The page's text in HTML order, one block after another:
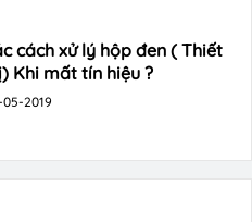
cách xử lý hộp đen ( Thiết
Khi mất tín hiệu ?
05-2019